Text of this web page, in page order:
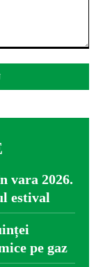
vara 2026.
estival
pe gaz